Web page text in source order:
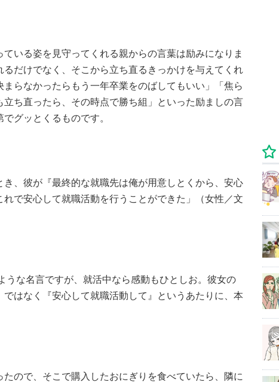
いる姿を見守ってくれる親からの言葉は励みになりま
だけでなく、そこから立ち直るきっかけを与えてくれ
らなかったらもう一年卒業をのばしてもいい」「焦ら
ち直ったら、その時点で勝ち組」といった励ましの言
グッとくるものです。
き、彼が『最終的な就職先は俺が用意しとくから、安心
で安心して就職活動を行うことができた」（女性／文
うな名言ですが、就活中なら感動もひとしお。彼女の
はなく『安心して就職活動して』というあたりに、本
たので、そこで購入したおにぎりを食べていたら、隣に